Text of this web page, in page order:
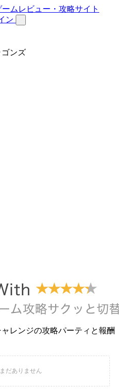
ン
ンズ
レンジの攻略パーティと報酬